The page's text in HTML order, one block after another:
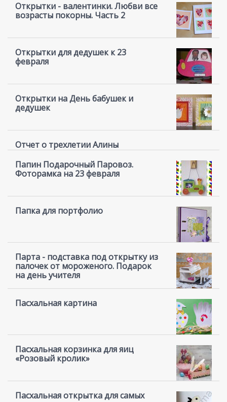
Открытки - валентинки. Любви все
возрасты покорны. Часть 2
Открытки для дедушек к 23
февраля
Открытки на День бабушек и
дедушек
Отчет о трехлетии Алины
Папин Подарочный Паровоз.
Фоторамка на 23 февраля
Папка для портфолио
Парта - подставка под открытку из
палочек от мороженого. Подарок
на день учителя
Пасхальная картина
Пасхальная корзинка для яиц
«Розовый кролик»
Пасхальная открытка для самых